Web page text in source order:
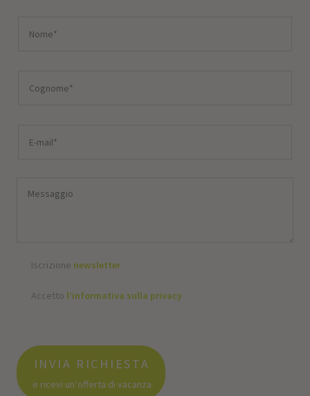
Iscrizione newsletter
Accetto l’informativa sulla privacy
INVIA RICHIESTA
e ricevi un‘offerta di vacanza